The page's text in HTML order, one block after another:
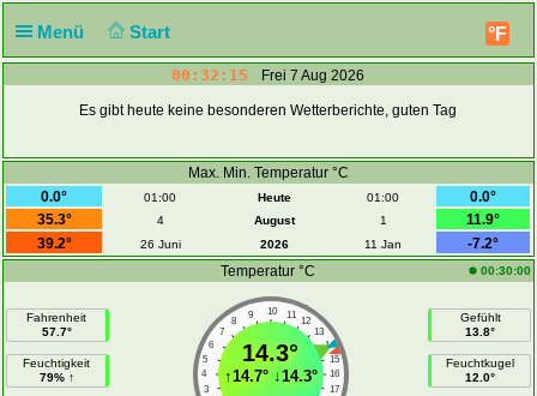
Menü Start °F
00:32:15 Frei 7 Aug 2026
Es gibt heute keine besonderen Wetterberichte, guten Tag
Max. Min. Temperatur °C
0.0°
01:00 Heute 01:00
0.0°
35.3°
4 August 1
11.9°
39.2°
26 Juni 2026 11 Jan
-7.2°
Temperatur °C
00:30:00
Fahrenheit
57.7°
Feuchtigkeit
79% ↑
10
9 11
8
12
7
13
6
14
5
15
4
16
3
17
14.3°
↑14.7°↓14.3°
Gefühlt
13.8°
Feuchtkugel
12.0°